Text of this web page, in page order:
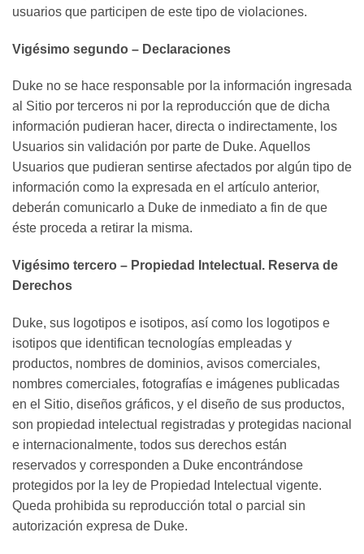
usuarios que participen de este tipo de violaciones.
Vigésimo segundo – Declaraciones
Duke no se hace responsable por la información ingresada
al Sitio por terceros ni por la reproducción que de dicha
información pudieran hacer, directa o indirectamente, los
Usuarios sin validación por parte de Duke. Aquellos
Usuarios que pudieran sentirse afectados por algún tipo de
información como la expresada en el artículo anterior,
deberán comunicarlo a Duke de inmediato a fin de que
éste proceda a retirar la misma.
Vigésimo tercero – Propiedad Intelectual. Reserva de
Derechos
Duke, sus logotipos e isotipos, así como los logotipos e
isotipos que identifican tecnologías empleadas y
productos, nombres de dominios, avisos comerciales,
nombres comerciales, fotografías e imágenes publicadas
en el Sitio, diseños gráficos, y el diseño de sus productos,
son propiedad intelectual registradas y protegidas nacional
e internacionalmente, todos sus derechos están
reservados y corresponden a Duke encontrándose
protegidos por la ley de Propiedad Intelectual vigente.
Queda prohibida su reproducción total o parcial sin
autorización expresa de Duke.